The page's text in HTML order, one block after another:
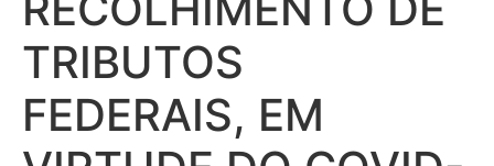
TRIBUTOS
FEDERAIS, EM